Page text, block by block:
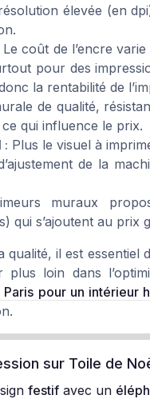
élevée (en
Le coût de l’encre
pour des
la rentabilité de
de qualité,
qui influence le prix.
: Plus le visuel à
de la
muraux
qui s’ajoutent au prix
il est essentiel
loin dans
pour un intérieur
sur Toile de
festif avec un